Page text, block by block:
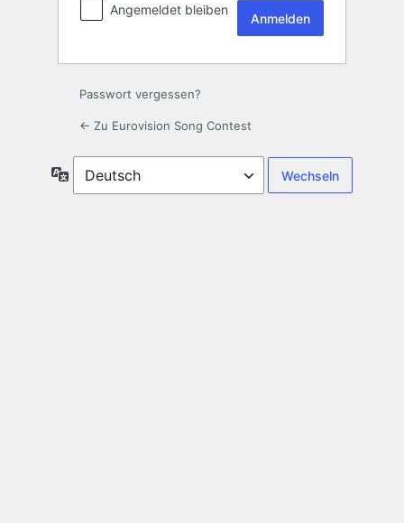
Angemeldet bleiben
Passwort vergessen?
← Zu Eurovision Song Contest
Sprache